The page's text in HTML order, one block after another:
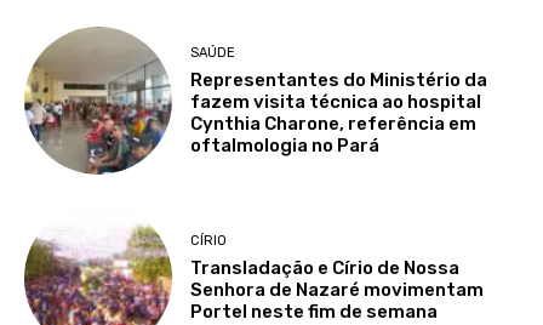
SAÚDE
Representantes do Ministério da
fazem visita técnica ao hospital
Cynthia Charone, referência em
oftalmologia no Pará
CÍRIO
Transladação e Círio de Nossa
Senhora de Nazaré movimentam
Portel neste fim de semana